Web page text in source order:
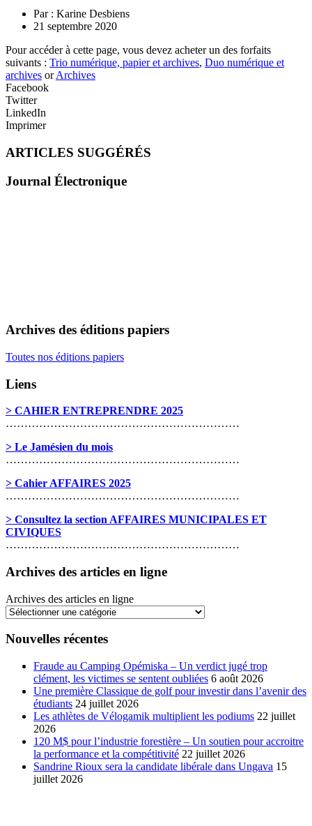
Par : Karine Desbiens
21 septembre 2020
Pour accéder à cette page, vous devez acheter un des forfaits
suivants : Trio numérique, papier et archives, Duo numérique et
archives orArchives
Facebook
Twitter
LinkedIn
Imprimer
ARTICLES SUGGÉRÉS
Journal Électronique
Archives des éditions papiers
Toutes nos éditions papiers
Liens
> CAHIER ENTREPRENDRE 2025
………………………………………………………
> Le Jamésien du mois
………………………………………………………
> Cahier AFFAIRES 2025
………………………………………………………
> Consultez la section AFFAIRES MUNICIPALES ET
CIVIQUES
………………………………………………………
Archives des articles en ligne
Archives des articles en ligne
Nouvelles récentes
Fraude au Camping Opémiska – Un verdict jugé trop
clément, les victimes se sentent oubliées 6 août 2026
Une première Classique de golf pour investir dans l’avenir des
étudiants 24 juillet 2026
Les athlètes de Vélogamik multiplient les podiums 22 juillet
2026
120 M$ pour l’industrie forestière – Un soutien pour accroitre
la performance et la compétitivité 22 juillet 2026
Sandrine Rioux sera la candidate libérale dans Ungava 15
juillet 2026